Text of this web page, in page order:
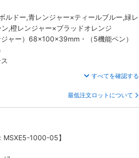
ルドー,青レンジャー×ティールブルー,緑レ
,橙レンジャー×ブラッドオレンジ
ャー）68×100×39mm・（5機能ペン）
すべてを確認する
最低注文ロットについて
MSXE5-1000-05】